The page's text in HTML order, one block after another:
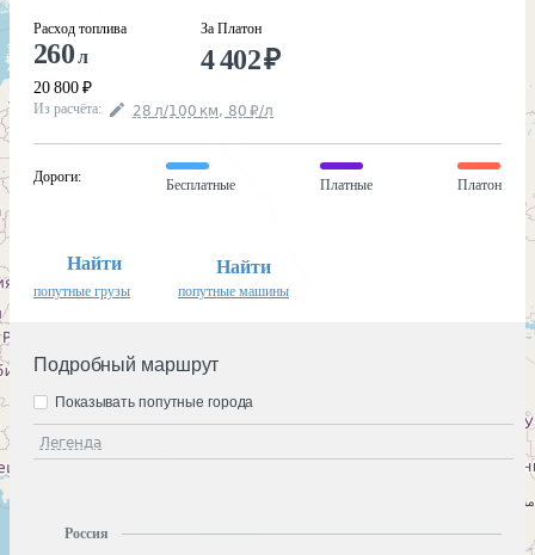
Расход топлива
260л
20 800 ₽
За Платон
4 402₽
Из расчёта: 28 л/100 км, 80 ₽/л
Дороги:
Бесплатные Платные Платон
Найти
попутные грузы
Найти
попутные машины
Подробный маршрут
Легенда
Показывать попутные города
Россия